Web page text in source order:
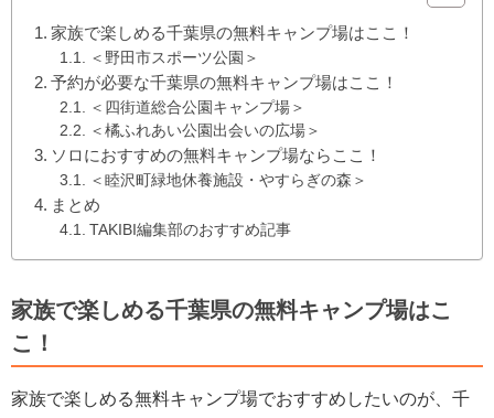
家族で楽しめる千葉県の無料キャンプ場はここ！
＜野田市スポーツ公園＞
予約が必要な千葉県の無料キャンプ場はここ！
＜四街道総合公園キャンプ場＞
＜橘ふれあい公園出会いの広場＞
ソロにおすすめの無料キャンプ場ならここ！
＜睦沢町緑地休養施設・やすらぎの森＞
まとめ
TAKIBI編集部のおすすめ記事
家族で楽しめる千葉県の無料キャンプ場はこ
こ！
家族で楽しめる無料キャンプ場でおすすめしたいのが、千